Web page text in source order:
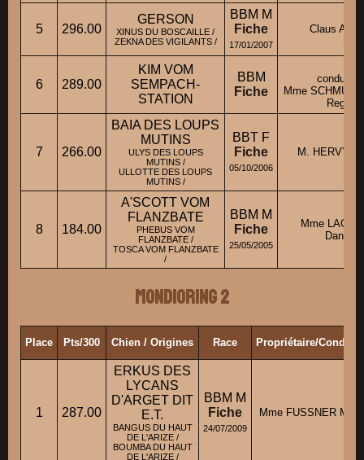
5 296.00
GERSON
XINUS DU BOSCAILLE /
ZEKNA DES VIGILANTS /
BBM M
Fiche
17/01/2007
Claus
6 289.00
KIM VOM
SEMPACH-
STATION
BBM
Fiche
conduit
Mme
Regina
7 266.00
BAIA DES LOUPS
MUTINS
ULYS DES LOUPS
MUTINS /
ULLOTTE DES LOUPS
MUTINS /
BBT F
Fiche
05/10/2006
M. HERVY
8 184.00
A'SCOTT VOM
FLANZBATE
PHEBUS VOM
FLANZBATE /
TOSCA VOM FLANZBATE
/
BBM M
Fiche
25/05/2005
Mme
Daniele
Mondioring 2
Place Pts/300 Chien / Origines Race Propriétaire/
1 287.00
ERKUS DES
LYCANS
D'ARGET DIT
E.T.
BANGUS DU HAUT
DE L'ARIZE /
BOUMBA DU HAUT
DE L'ARIZE /
BBM M
Fiche
24/07/2009
Mme FUSSNER